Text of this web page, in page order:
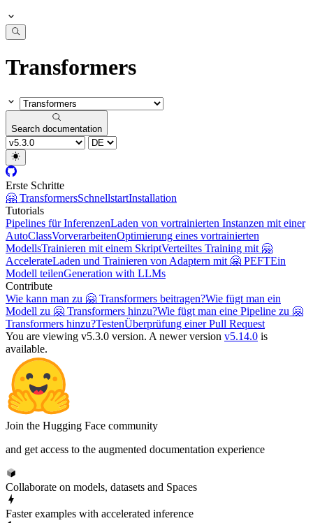
Transformers
Search documentation
Erste Schritte
🤗 TransformersSchnellstartInstallation
Tutorials
Pipelines für InferenzenLaden von vortrainierten Instanzen mit einer
AutoClassVorverarbeitenOptimierung eines vortrainierten
ModellsTrainieren mit einem SkriptVerteiltes Training mit 🤗
AccelerateLaden und Trainieren von Adaptern mit 🤗 PEFTEin
Modell teilenGeneration with LLMs
Contribute
Wie kann man zu 🤗 Transformers beitragen?Wie fügt man ein
Modell zu 🤗 Transformers hinzu?Wie fügt man eine Pipeline zu 🤗
Transformers hinzu?TestenÜberprüfung einer Pull Request
You are viewing v5.3.0 version. A newer version v5.14.0 is
available.
Join the Hugging Face community
and get access to the augmented documentation experience
Collaborate on models, datasets and Spaces
Faster examples with accelerated inference